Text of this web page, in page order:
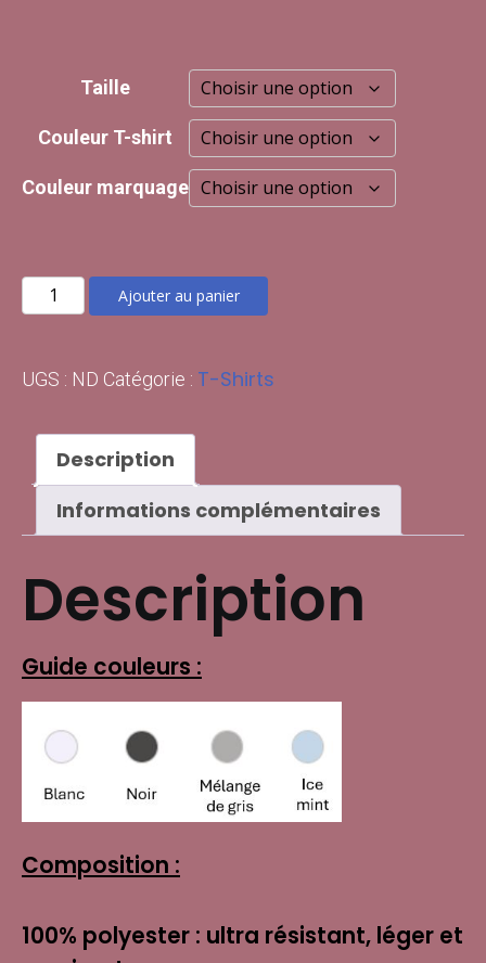
Taille
Couleur T-shirt
Couleur marquage
quantité
de
Manches
Homme
Ajouter au panier
UGS : ND Catégorie : T-Shirts
Description
Informations complémentaires
Description
Guide couleurs :
Composition :
100% polyester : ultra résistant, léger et